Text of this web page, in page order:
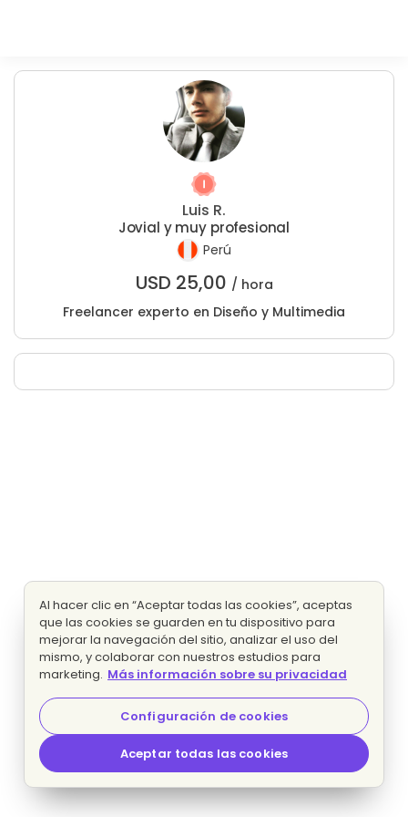
Luis R.
Jovial y muy profesional
Perú
USD 25,00 / hora
Freelancer experto en Diseño y Multimedia
Al hacer clic en “Aceptar todas las cookies”, aceptas
que las cookies se guarden en tu dispositivo para
mejorar la navegación del sitio, analizar el uso del
mismo, y colaborar con nuestros estudios para
marketing. Más información sobre su privacidad
Configuración de cookies
Aceptar todas las cookies